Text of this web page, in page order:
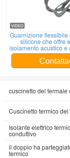
Guarnizione flessibile
silicone che offre
isolamento acustico e
degli urti per
automobilistiche
cuscinetto del termale
Cuscinetto termico del
Isolante elettrico
conduttivo
il doppio ha
termico